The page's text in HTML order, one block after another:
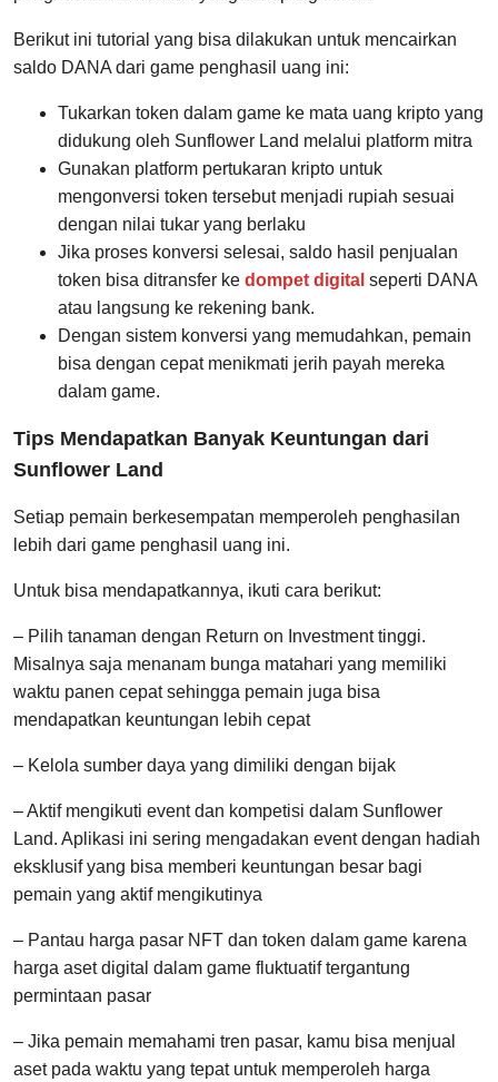
Berikut ini tutorial yang bisa dilakukan untuk mencairkan
saldo DANA dari game penghasil uang ini:
Tukarkan token dalam game ke mata uang kripto yang
didukung oleh Sunflower Land melalui platform mitra
Gunakan platform pertukaran kripto untuk
mengonversi token tersebut menjadi rupiah sesuai
dengan nilai tukar yang berlaku
Jika proses konversi selesai, saldo hasil penjualan
token bisa ditransfer ke dompet digital seperti DANA
atau langsung ke rekening bank.
Dengan sistem konversi yang memudahkan, pemain
bisa dengan cepat menikmati jerih payah mereka
dalam game.
Tips Mendapatkan Banyak Keuntungan dari
Sunflower Land
Setiap pemain berkesempatan memperoleh penghasilan
lebih dari game penghasil uang ini.
Untuk bisa mendapatkannya, ikuti cara berikut:
– Pilih tanaman dengan Return on Investment tinggi.
Misalnya saja menanam bunga matahari yang memiliki
waktu panen cepat sehingga pemain juga bisa
mendapatkan keuntungan lebih cepat
– Kelola sumber daya yang dimiliki dengan bijak
– Aktif mengikuti event dan kompetisi dalam Sunflower
Land. Aplikasi ini sering mengadakan event dengan hadiah
eksklusif yang bisa memberi keuntungan besar bagi
pemain yang aktif mengikutinya
– Pantau harga pasar NFT dan token dalam game karena
harga aset digital dalam game fluktuatif tergantung
permintaan pasar
– Jika pemain memahami tren pasar, kamu bisa menjual
aset pada waktu yang tepat untuk memperoleh harga